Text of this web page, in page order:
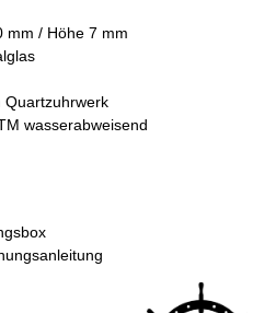
mm / Höhe 7 mm
Quartzuhrwerk
wasserabweisend